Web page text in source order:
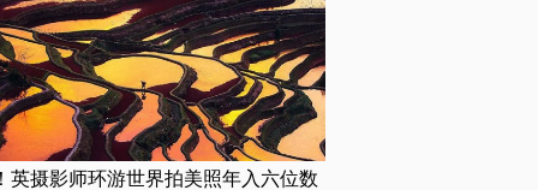
英摄影师环游世界拍美照年入六位数